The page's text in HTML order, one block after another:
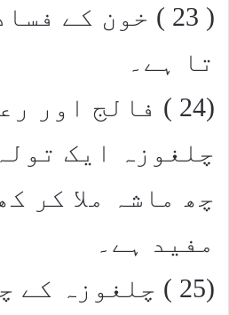
( 23 ) خون کے
تا ہے۔
(24 ) فالج اور
چلغوزہ ایک
چھ ماشہ ملا کر
مفید ہے۔
(25 ) چلغوزہ